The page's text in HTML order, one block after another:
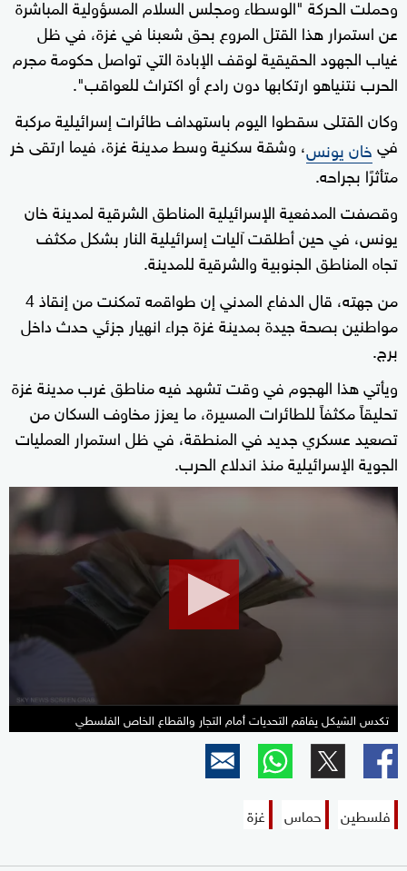
وحملت الحركة "الوسطاء ومجلس السلام المسؤولية المباشرة
عن استمرار هذا القتل المروع بحق شعبنا في غزة، في ظل
غياب الجهود الحقيقية لوقف الإبادة التي تواصل حكومة مجرم
الحرب نتنياهو ارتكابها دون رادع أو اكتراث للعواقب".
وكان القتلى سقطوا اليوم باستهداف طائرات إسرائيلية مركبة
فيخان يونس، وشقة سكنية وسط مدينة غزة، فيما ارتقى خر
متأثرًا بجراحه.
وقصفت المدفعية الإسرائيلية المناطق الشرقية لمدينة خان
يونس، في حين أطلقت آليات إسرائيلية النار بشكل مكثف
تجاه المناطق الجنوبية والشرقية للمدينة.
من جهته، قال الدفاع المدني إن طواقمه تمكنت من إنقاذ 4
مواطنين بصحة جيدة بمدينة غزة جراء انهيار جزئي حدث داخل
برج.
ويأتي هذا الهجوم في وقت تشهد فيه مناطق غرب مدينة غزة
تحليقاً مكثفاً للطائرات المسيرة، ما يعزز مخاوف السكان من
تصعيد عسكري جديد في المنطقة، في ظل استمرار العمليات
الجوية الإسرائيلية منذ اندلاع الحرب.
seconds
تكدس الشيكل يفاقم التحديات أمام التجار والقطاع الخاص الفلسطي
فلسطين حماس غزة